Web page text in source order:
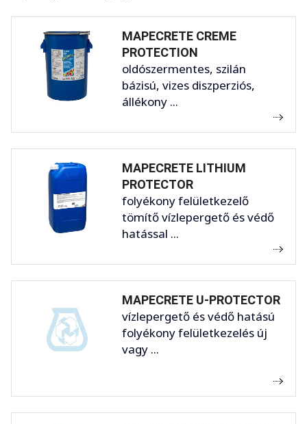
MAPECRETE CREME
PROTECTION
oldószermentes, szilán
bázisú, vizes diszperziós,
állékony ...
MAPECRETE LITHIUM
PROTECTOR
folyékony felületkezelő
tömítő vízlepergető és védő
hatással ...
MAPECRETE U-PROTECTOR
vízlepergető és védő hatású
folyékony felületkezelés új
vagy ...